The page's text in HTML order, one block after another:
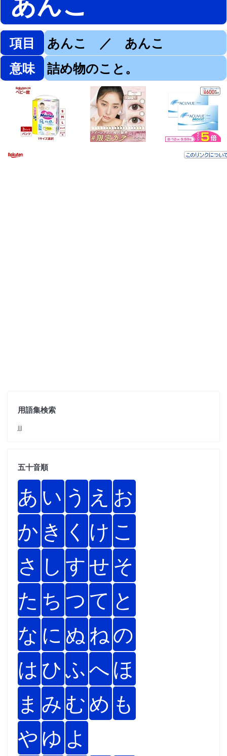
項目
あんこ ／ あんこ
意味
詰め物のこと。
用語集検索
jjj
五十音順
あ い う え お
か き く け こ
さ し すせ そ
た ち つ て と
な に ぬ ねの
は ひふへほ
ま み むめ も
や ゆ よ